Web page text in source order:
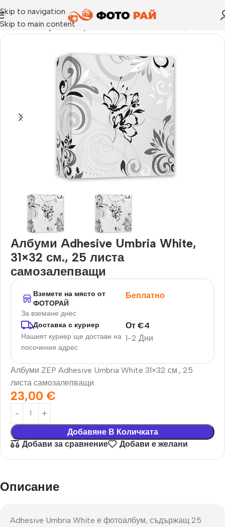
Skip to navigation
Skip to main content
Начало›Албуми›Албуми Adhesive Umbria White, 31×32
Албуми Adhesive Umbria White,
31×32 см., 25 листа
самозалепващи
Вземете на място от
ФОТОРАЙ
За вземане днес
Беплатно
Доставка с куриер
Нашият куриер ще достави на
посочения адрес
1-2 Дни
От€4
Албуми ZEP Adhesive Umbria White 31×32 см., 25
листа самозалепващи
23,00 €
Добавяне В Количката
Добави за сравнение
Добави е желани
Описание
Adhesive Umbria White е фотоалбум, съдържащ 25